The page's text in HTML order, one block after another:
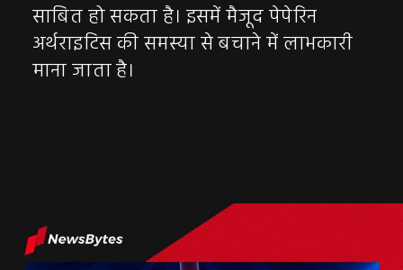
साबित हो सकता है। इसमें मैजूद पेपेरिन
अर्थराइटिस की समस्या से बचाने में लाभकारी